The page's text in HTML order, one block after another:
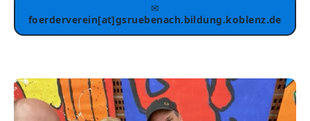
✉
foerderverein[at]gsruebenach.bildung.koblenz.de